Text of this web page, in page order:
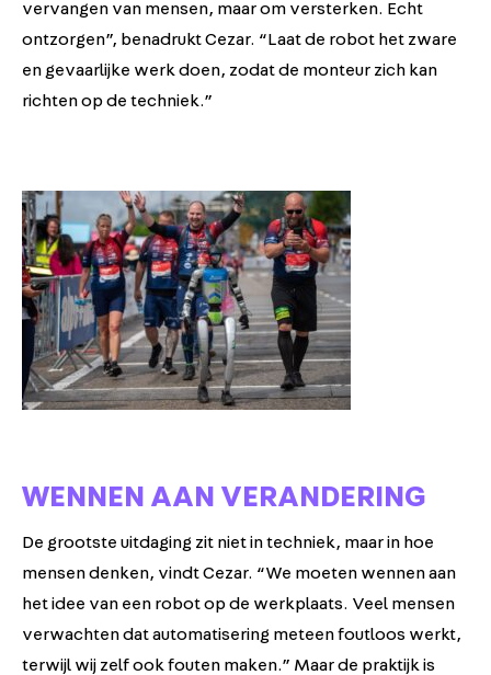
vervangen van mensen, maar om versterken. Echt
ontzorgen”, benadrukt Cezar. “Laat de robot het zware
en gevaarlijke werk doen, zodat de monteur zich kan
richten op de techniek.”
WENNEN AAN VERANDERING
De grootste uitdaging zit niet in techniek, maar in hoe
mensen denken, vindt Cezar. “We moeten wennen aan
het idee van een robot op de werkplaats. Veel mensen
verwachten dat automatisering meteen foutloos werkt,
terwijl wij zelf ook fouten maken.” Maar de praktijk is